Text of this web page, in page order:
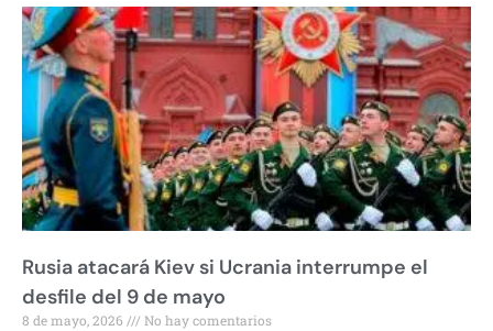
Rusia atacará Kiev si Ucrania interrumpe el
desfile del 9 de mayo
8 de mayo, 2026 No hay comentarios